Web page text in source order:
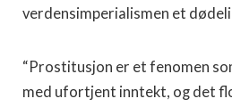
verdensimperialismen et
“Prostitusjon er et fenomen
med ufortjent inntekt, og det